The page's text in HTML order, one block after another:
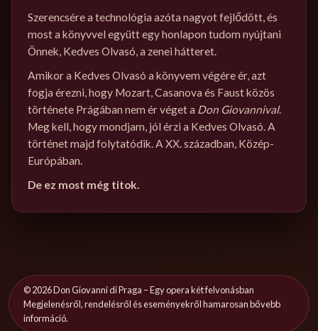
Szerencsére a technológia azóta nagyot fejlődött, és
most a könyvvel együtt egy honlapon tudom nyújtani
Önnek, Kedves Olvasó, a zenei hátteret.
Amikor a Kedves Olvasó a könyvem végére ér, azt
fogja érezni, hogy Mozart, Casanova és Faust közös
története Prágában nem ér véget a Don Giovannival.
Meg kell, hogy mondjam, jól érzi a Kedves Olvasó. A
történet majd folytatódik. A XX. században, Közép-
Európában.
De ez most még titok.
©2026Don Giovanni di Praga – Egy opera két felvonásban
Megjelenésről, rendelésről és eseményekről hamarosan bővebb
információ.